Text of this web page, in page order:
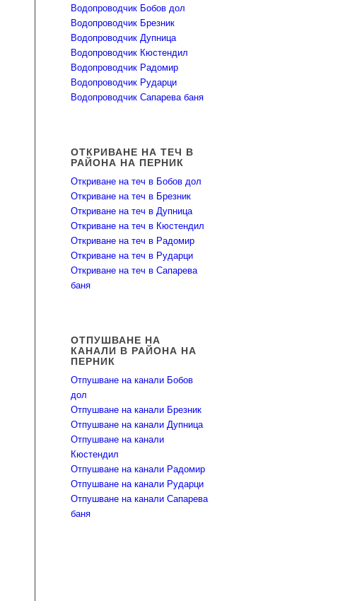
Водопроводчик Бобов дол
Водопроводчик Брезник
Водопроводчик Дупница
Водопроводчик Кюстендил
Водопроводчик Радомир
Водопроводчик Рударци
Водопроводчик Сапарева баня
ОТКРИВАНЕ НА ТЕЧ В
РАЙОНА НА ПЕРНИК
Откриване на теч в Бобов дол
Откриване на теч в Брезник
Откриване на теч в Дупница
Откриване на теч в Кюстендил
Откриване на теч в Радомир
Откриване на теч в Рударци
Откриване на теч в Сапарева
баня
ОТПУШВАНЕ НА
КАНАЛИ В РАЙОНА НА
ПЕРНИК
Отпушване на канали Бобов
дол
Отпушване на канали Брезник
Отпушване на канали Дупница
Отпушване на канали
Кюстендил
Отпушване на канали Радомир
Отпушване на канали Рударци
Отпушване на канали Сапарева
баня